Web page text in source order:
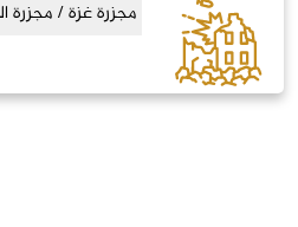
مجزرة غزة / مجزرة